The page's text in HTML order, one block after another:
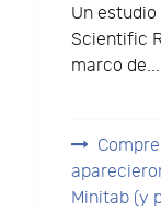
Un
Scientific
marco de...
Minitab (y